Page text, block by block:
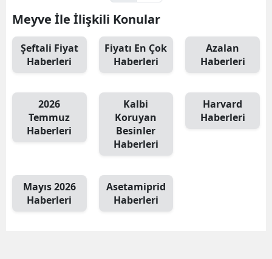
Meyve İle İlişkili Konular
Şeftali Fiyat
Haberleri
Fiyatı En Çok
Haberleri
Azalan
Haberleri
2026
Temmuz
Haberleri
Kalbi
Koruyan
Besinler
Haberleri
Harvard
Haberleri
Mayıs 2026
Haberleri
Asetamiprid
Haberleri